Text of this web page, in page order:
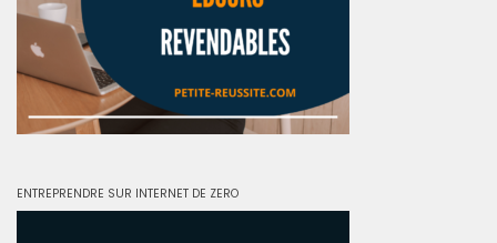
ENTREPRENDRE SUR INTERNET DE ZERO